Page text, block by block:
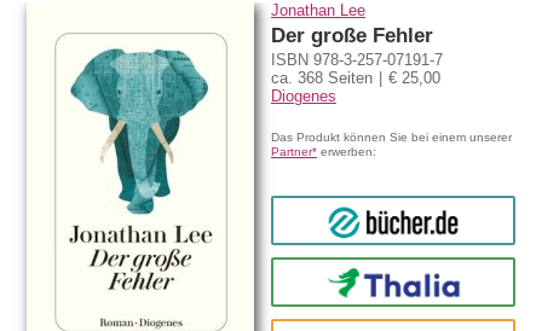
Jonathan Lee
Der große Fehler
ISBN 978-3-257-07191-7
ca. 368 Seiten
€ 25,00
Diogenes
Das Produkt können Sie bei einem unserer
Partner* erwerben:
bücher.de
Thalia